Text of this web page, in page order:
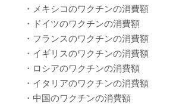
・メキシコのワクチンの消費額
・ドイツのワクチンの消費額
・フランスのワクチンの消費額
・イギリスのワクチンの消費額
・ロシアのワクチンの消費額
・イタリアのワクチンの消費額
・中国のワクチンの消費額